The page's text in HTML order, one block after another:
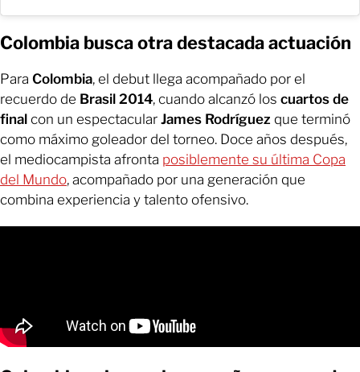
Colombia busca otra destacada actuación
Para Colombia, el debut llega acompañado por el
recuerdo de Brasil 2014, cuando alcanzó los cuartos de
final con un espectacular James Rodríguez que terminó
como máximo goleador del torneo. Doce años después,
el mediocampista afronta posiblemente su última Copa
del Mundo, acompañado por una generación que
combina experiencia y talento ofensivo.